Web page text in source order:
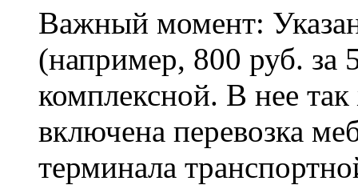
Важный момент:
(например, 800 руб. за
комплексной. В нее
включена перевозка
терминала